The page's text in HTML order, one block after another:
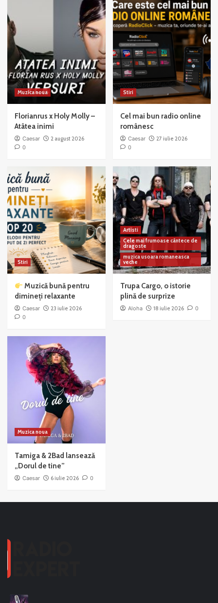
Jazz
Muzica noua
Florianrus x Holy Molly –
Atâtea inimi
Caesar
2 august 2026
0
Stiri
Cel mai bun radio online
românesc
Caesar
27 iulie 2026
0
Stiri
Muzică bună pentru
dimineți relaxante
Caesar
23 iulie 2026
0
Artisti
Cele mai frumoase cântece de
dragoste
muzica usoara romaneasca
veche
Trupa Cargo, o istorie
plină de surprize
Aloha 18 iulie 2026 0
Muzica noua
Tamiga & 2Bad lansează
„Dorul de tine”
Caesar 6 iulie 2026 0